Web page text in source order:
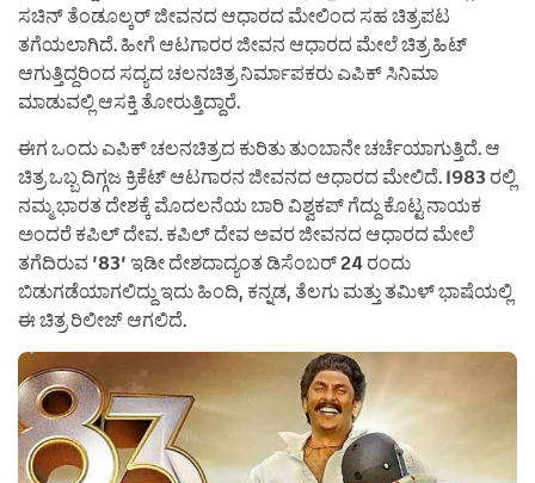
ಸಚಿನ್ ತೆಂಡೂಲ್ಕರ್ ಜೀವನದ ಆಧಾರದ ಮೇಲಿಂದ ಸಹ ಚಿತ್ರಪಟ
ತಗೆಯಲಾಗಿದೆ. ಹೀಗೆ ಆಟಗಾರರ ಜೀವನ ಆಧಾರದ ಮೇಲೆ ಚಿತ್ರ ಹಿಟ್
ಆಗುತ್ತಿದ್ದರಿಂದ ಸದ್ಯದ ಚಲನಚಿತ್ರ ನಿರ್ಮಾಪಕರು ಎಪಿಕ್ ಸಿನಿಮಾ
ಮಾಡುವಲ್ಲಿ ಆಸಕ್ತಿ ತೋರುತ್ತಿದ್ದಾರೆ.
ಈಗ ಒಂದು ಎಪಿಕ್ ಚಲನಚಿತ್ರದ ಕುರಿತು ತುಂಬಾನೇ ಚರ್ಚೆಯಾಗುತ್ತಿದೆ. ಆ
ಚಿತ್ರ ಒಬ್ಬ ದಿಗ್ಗಜ ಕ್ರಿಕೆಟ್ ಆಟಗಾರನ ಜೀವನದ ಆಧಾರದ ಮೇಲಿದೆ. 1983 ರಲ್ಲಿ
ನಮ್ಮ ಭಾರತ ದೇಶಕ್ಕೆ ಮೊದಲನೆಯ ಬಾರಿ ವಿಶ್ವಕಪ್ ಗೆದ್ದು ಕೊಟ್ಟ ನಾಯಕ
ಅಂದರೆ ಕಪಿಲ್ ದೇವ. ಕಪಿಲ್ ದೇವ ಅವರ ಜೀವನದ ಆಧಾರದ ಮೇಲೆ
ತಗೆದಿರುವ ’83’ ಇಡೀ ದೇಶದಾದ್ಯಂತ ಡಿಸೆಂಬರ್ 24 ರಂದು
ಬಿಡುಗಡೆಯಾಗಲಿದ್ದು ಇದು ಹಿಂದಿ, ಕನ್ನಡ, ತೆಲಗು ಮತ್ತು ತಮಿಳ್ ಭಾಷೆಯಲ್ಲಿ
ಈ ಚಿತ್ರ ರಿಲೀಜ್ ಆಗಲಿದೆ.